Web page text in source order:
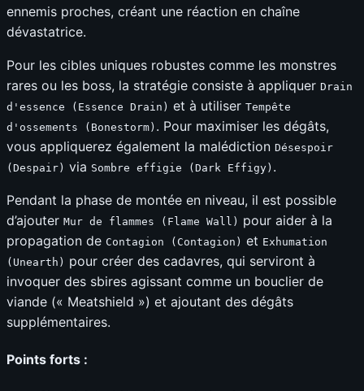
ennemis proches, créant une réaction en chaîne
dévastatrice.
Pour les cibles uniques robustes comme les monstres
rares ou les boss, la stratégie consiste à appliquer Drain
d'essence (Essence Drain) et à utiliser Tempête
d'ossements (Bonestorm) . Pour maximiser les dégâts,
vous appliquerez également la malédiction Désespoir
(Despair) via Sombre effigie (Dark Effigy) .
Pendant la phase de montée en niveau, il est possible
d’ajouter Mur de flammes (Flame Wall) pour aider à la
propagation de Contagion (Contagion) et Exhumation
(Unearth) pour créer des cadavres, qui serviront à
invoquer des sbires agissant comme un bouclier de
viande (« Meatshield ») et ajoutant des dégâts
supplémentaires.
Points forts :